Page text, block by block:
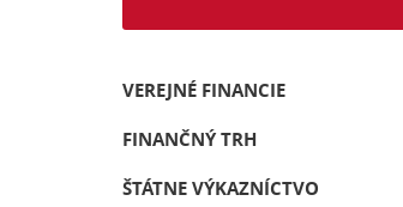
VEREJNÉ FINANCIE
FINANČNÝ TRH
ŠTÁTNE VÝKAZNÍCTVO